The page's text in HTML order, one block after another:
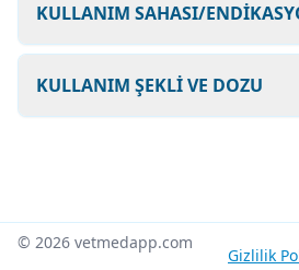
KULLANIM SAHASI/
KULLANIM ŞEKLİ VE DOZU
© 2026 vetmedapp.com
Gizlilik